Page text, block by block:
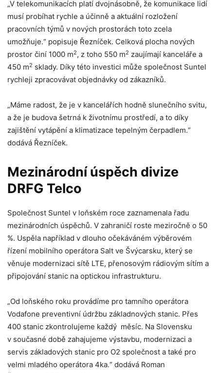
„V telekomunikacích platí dvojnásobně, že komunikace lidí
musí probíhat rychle a účinně a aktuální rozložení
pracovních týmů v nových prostorách toto zcela
umožňuje.“ popisuje Řezníček. Celková plocha nových
prostor činí 1000 m2, z toho 550 m2 zaujímají kanceláře a
450 m2 sklady. Díky této investici může společnost Suntel
rychleji zpracovávat objednávky od zákazníků.
„Máme radost, že je v kancelářích hodně slunečního svitu,
a že je budova šetrná k životnímu prostředí, a to díky
zajištění vytápění a klimatizace tepelným čerpadlem.“
dodává Řezníček.
Mezinárodní úspěch divize
DRFG Telco
Společnost Suntel v loňském roce zaznamenala řadu
mezinárodních úspěchů. V zahraničí roste meziročně o 50
%. Uspěla například v dlouho očekáváném výběrovém
řízení mobilního operátora Salt ve Švýcarsku, který se
věnuje modernizaci sítě LTE, přenosovým rádiovým sítím a
připojování stanic na optickou infrastrukturu.
„Od loňského roku provádíme pro tamního operátora
Vodafone preventivní údržbu základnových stanic. Přes
400 stanic zkontrolujeme každý měsíc. Na Slovensku
v současné době zahajujeme výstavbu, modernizaci a
servis základových stanic pro O2 společnost a také pro
velmi mladého operátora 4ka.“ dodává Roman